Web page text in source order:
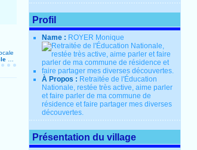
Profil
Name : ROYER Monique
À Propos : Retraitée de l'Éducation
Nationale, restée très active, aime parler
et faire parler de ma commune de
résidence et faire partager mes diverses
découvertes.
Présentation du village